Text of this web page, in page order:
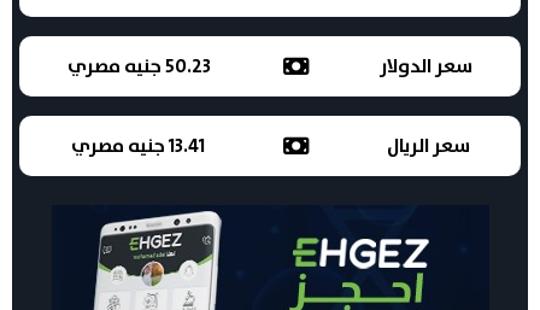
سعر الدولار 50.23 جنيه مصري
سعر الريال 13.41 جنيه مصري